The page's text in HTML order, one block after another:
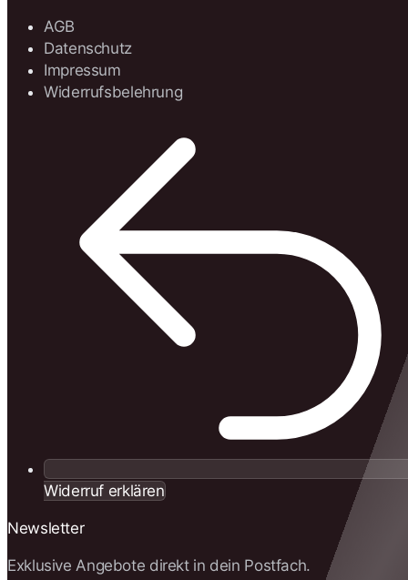
AGB
Datenschutz
Impressum
Widerrufsbelehrung
Widerruf erklären
Newsletter
Exklusive Angebote direkt in dein Postfach.